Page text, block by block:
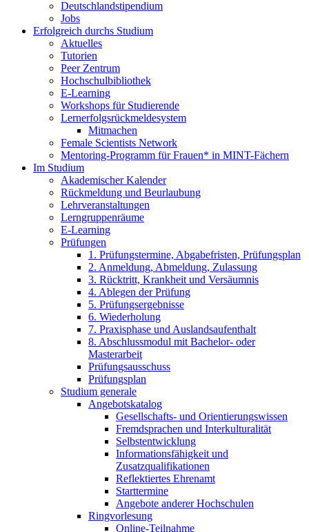
Deutschlandstipendium
Jobs
Erfolgreich durchs Studium
Aktuelles
Tutorien
Peer Zentrum
Hochschulbibliothek
E-Learning
Workshops für Studierende
Lernerfolgsrückmeldesystem
Mitmachen
Female Scientists Network
Mentoring-Programm für Frauen* in MINT-Fächern
Im Studium
Akademischer Kalender
Rückmeldung und Beurlaubung
Lehrveranstaltungen
Lerngruppenräume
E-Learning
Prüfungen
1. Prüfungstermine, Abgabefristen, Prüfungsplan
2. Anmeldung, Abmeldung, Zulassung
3. Rücktritt, Krankheit und Versäumnis
4. Ablegen der Prüfung
5. Prüfungsergebnisse
6. Wiederholung
7. Praxisphase und Auslandsaufenthalt
8. Abschlussmodul mit Bachelor- oder
Masterarbeit
Prüfungsausschuss
Prüfungsplan
Studium generale
Angebotskatalog
Gesellschafts- und Orientierungswissen
Fremdsprachen und Interkulturalität
Selbstentwicklung
Informationsfähigkeit und
Zusatzqualifikationen
Reflektiertes Ehrenamt
Starttermine
Angebote anderer Hochschulen
Ringvorlesung
Online-Teilnahme